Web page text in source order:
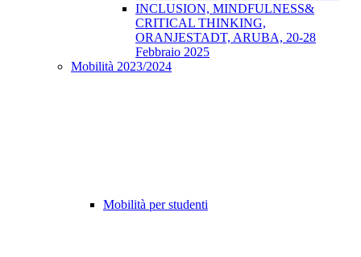
INCLUSION, MINDFULNESS&
CRITICAL THINKING,
ORANJESTADT, ARUBA, 20-28
Febbraio 2025
Mobilità 2023/2024
Mobilità per studenti